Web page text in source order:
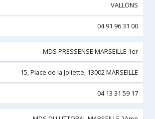
VALLONS
04 91 96 31 00
MDS PRESSENSE MARSEILLE 1er
15, Place de la Joliette, 13002 MARSEILLE
04 13 31 59 17